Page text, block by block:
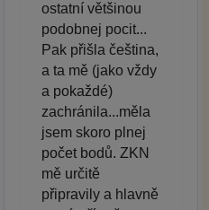
ostatní většinou
podobnej pocit...
Pak přišla čeština,
a ta mě (jako vždy
a pokaždé)
zachránila...měla
jsem skoro plnej
počet bodů. ZKN
mě určitě
připravily a hlavně